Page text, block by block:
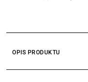
OPIS PRODUKTU